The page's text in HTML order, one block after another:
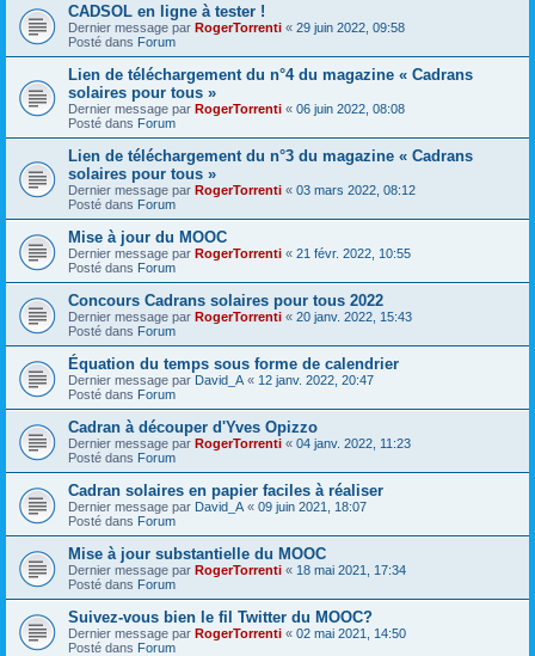
CADSOL en ligne à tester !
Dernier message par RogerTorrenti « 29 juin 2022, 09:58
Posté dans Forum
Lien de téléchargement du n°4 du magazine « Cadrans
solaires pour tous »
Dernier message par RogerTorrenti « 06 juin 2022, 08:08
Posté dans Forum
Lien de téléchargement du n°3 du magazine « Cadrans
solaires pour tous »
Dernier message par RogerTorrenti « 03 mars 2022, 08:12
Posté dans Forum
Mise à jour du MOOC
Dernier message par RogerTorrenti « 21 févr. 2022, 10:55
Posté dans Forum
Concours Cadrans solaires pour tous 2022
Dernier message par RogerTorrenti « 20 janv. 2022, 15:43
Posté dans Forum
Équation du temps sous forme de calendrier
Dernier message par David_A « 12 janv. 2022, 20:47
Posté dans Forum
Cadran à découper d'Yves Opizzo
Dernier message par RogerTorrenti « 04 janv. 2022, 11:23
Posté dans Forum
Cadran solaires en papier faciles à réaliser
Dernier message par David_A « 09 juin 2021, 18:07
Posté dans Forum
Mise à jour substantielle du MOOC
Dernier message par RogerTorrenti « 18 mai 2021, 17:34
Posté dans Forum
Suivez-vous bien le fil Twitter du MOOC?
Dernier message par RogerTorrenti « 02 mai 2021, 14:50
Posté dans Forum